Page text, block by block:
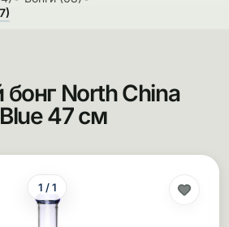
Металлические
Выпариватели
North China
47 см
1 / 1